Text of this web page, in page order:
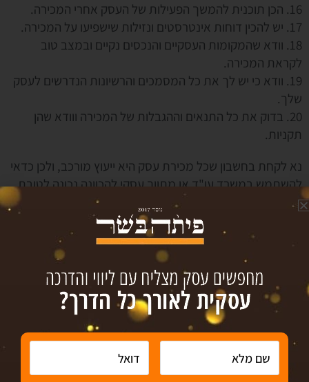
16. הכן תוכנית להמשך הפעילות של העסק אחרי המכירה.
17. יש להכין דוחות אינטרסטים ונזילות שישפיעו על המכירה.
18. וודא שהמקומות העסקיים והנכסים נקיים ובמצב טוב
לקראת המכירה.
19. וודא כי יש לך את כל המסמכים והרשיונות הנדרשים לעסק
שלך.
20. בדוק את כל התנאים וההגבלות של המכירה ווודא שהן
תקניות.
נא לקחת בחשבון שכל מכירת עסק היא ייעוץ מורכב, ולכן כדאי
להשתמש במשרד עו"ד או מתווך עסקי להכוונה נכונה לטובת
הצלחת עסקה!
מיזוגים ורכישות